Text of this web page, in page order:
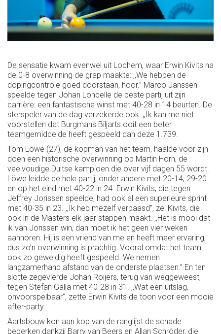
De sensatie kwam evenwel uit Lochem, waar Erwin Kivits na
de 0-8 overwinning de grap maakte: ,,We hebben de
dopingcontrole goed doorstaan, hoor.’’ Marco Janssen
speelde tegen Johan Loncelle de beste partij uit zijn
carrière: een fantastische winst met 40-28 in 14 beurten. De
sterspeler van de dag verzekerde ook: ,,Ik kan me niet
voorstellen dat Burgmans Biljarts ooit een beter
teamgemiddelde heeft gespeeld dan deze 1.739.
Tom Löwe (27), de kopman van het team, haalde voor zijn
doen een historische overwinning op Martin Horn, de
veelvoudige Duitse kampioen die over vijf dagen 55 wordt.
Löwe leidde de hele partij, onder andere met 20-14, 29-20
en op het eind met 40-22 in 24. Erwin Kivits, die tegen
Jeffrey Jorissen speelde, had ook al een superieure sprint
met 40-35 in 23. ,,Ik heb mezelf verbaasd’’, zei Kivits, die
ook in de Masters elk jaar stappen maakt. ,,Het is mooi dat
ik van Jorissen win, dan moet ik het geen vier weken
aanhoren. Hij is een vriend van me en heeft meer ervaring,
dus zo’n overwinning is prachtig. Vooral omdat het team
ook zo geweldig heeft gespeeld. We nemen
langzamerhand afstand van de onderste plaatsen.’’ En ten
slotte zegevierde Johan Roijers, terug van weggeweest,
tegen Stefan Galla met 40-28 in 31. ,,Wat een uitslag,
onvoorspelbaar’’, zette Erwin Kivits de toon voor een mooie
after-party.
Aartsbouw kon aan kop van de ranglijst de schade
beperken dankzij Barry van Beers en Allan Schröder, die